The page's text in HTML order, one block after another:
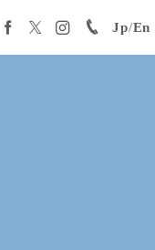
Jp/En